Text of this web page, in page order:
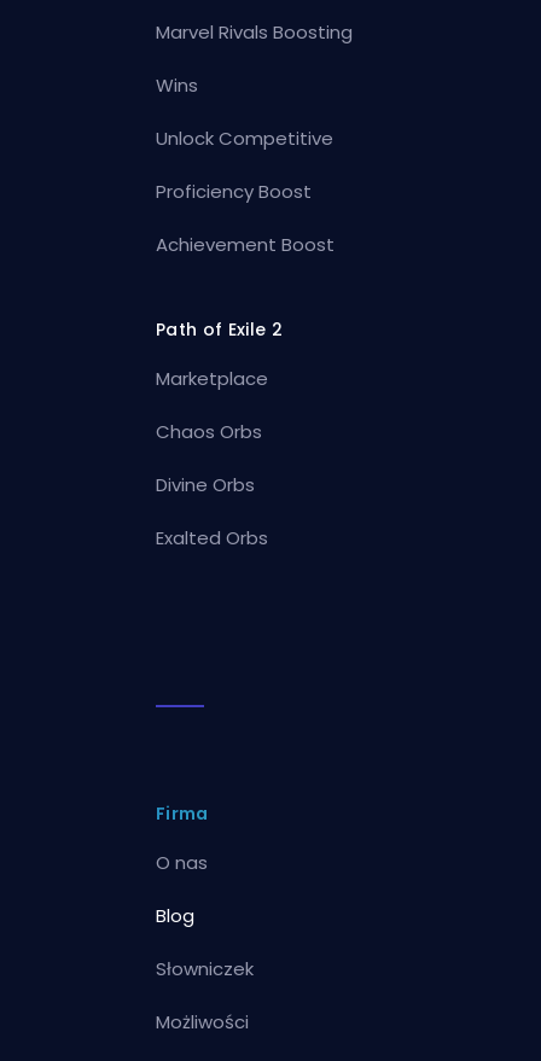
Marvel Rivals Boosting
Wins
Unlock Competitive
Proficiency Boost
Achievement Boost
Path of Exile 2
Marketplace
Chaos Orbs
Divine Orbs
Exalted Orbs
Firma
O nas
Blog
Słowniczek
Możliwości